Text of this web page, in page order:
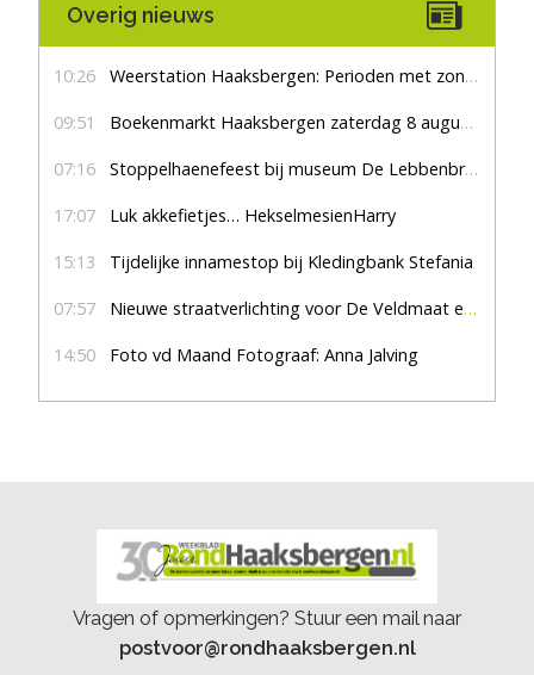
Overig nieuws
10:26 Weerstation Haaksbergen: Perioden met zon en droog
09:51 Boekenmarkt Haaksbergen zaterdag 8 augustus, marktplein Haaksbergen
07:16 Stoppelhaenefeest bij museum De Lebbenbrugge
17:07 Luk akkefietjes… HekselmesienHarry
15:13 Tijdelijke innamestop bij Kledingbank Stefania
07:57 Nieuwe straatverlichting voor De Veldmaat en De Pas
14:50 Foto vd Maand Fotograaf: Anna Jalving
Vragen of opmerkingen? Stuur een mail naar
postvoor@rondhaaksbergen.nl